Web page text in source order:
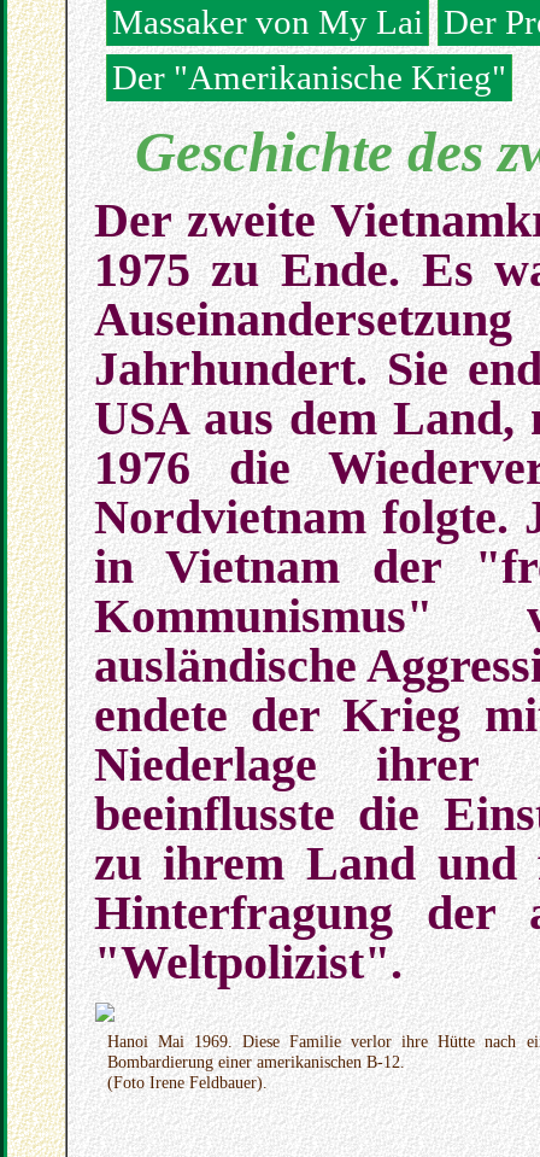
Massaker von My Lai Der
Der "Amerikanische Krieg"
Geschichte des
Der zweite
1975 zu Ende. Es
Jahrhundert. Sie
USA aus dem Land,
1976 die
Nordvietnam folgte.
in Vietnam der
ausländische
endete der Krieg
Niederlage ihrer
beeinflusste die
zu ihrem Land und
Hinterfragung der
"Weltpolizist".
Hanoi Mai 1969. Diese Familie verlor ihre Hütte nach
Bombardierung einer amerikanischen B-12.
(Foto Irene Feldbauer).